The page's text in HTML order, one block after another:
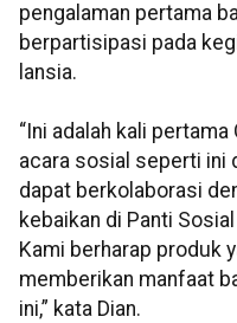
pengalaman pertama
berpartisipasi pada
lansia.
“Ini adalah kali
acara sosial seperti ini
dapat berkolaborasi
kebaikan di Panti
Kami berharap produk
memberikan manfaat
ini,” kata Dian.